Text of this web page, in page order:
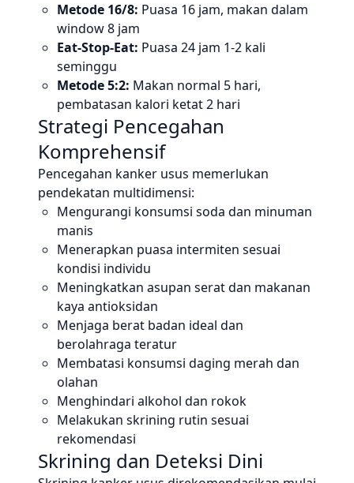
Metode 16/8: Puasa 16 jam, makan dalam
window 8 jam
Eat-Stop-Eat: Puasa 24 jam 1-2 kali
seminggu
Metode 5:2: Makan normal 5 hari,
pembatasan kalori ketat 2 hari
Strategi Pencegahan
Komprehensif
Pencegahan kanker usus memerlukan
pendekatan multidimensi:
Mengurangi konsumsi soda dan minuman
manis
Menerapkan puasa intermiten sesuai
kondisi individu
Meningkatkan asupan serat dan makanan
kaya antioksidan
Menjaga berat badan ideal dan
berolahraga teratur
Membatasi konsumsi daging merah dan
olahan
Menghindari alkohol dan rokok
Melakukan skrining rutin sesuai
rekomendasi
Skrining dan Deteksi Dini